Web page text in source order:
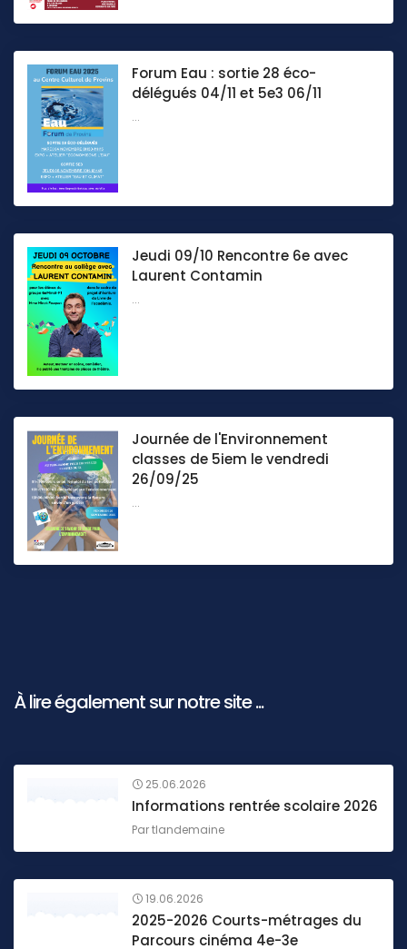
Forum Eau : sortie 28 éco-
délégués 04/11 et 5e3 06/11
...
Jeudi 09/10 Rencontre 6e avec
Laurent Contamin
...
Journée de l'Environnement
classes de 5iem le vendredi
26/09/25
...
À lire également sur notre site ...
25.06.2026
Informations rentrée scolaire 2026
Partlandemaine
19.06.2026
2025-2026 Courts-métrages du
Parcours cinéma 4e-3e